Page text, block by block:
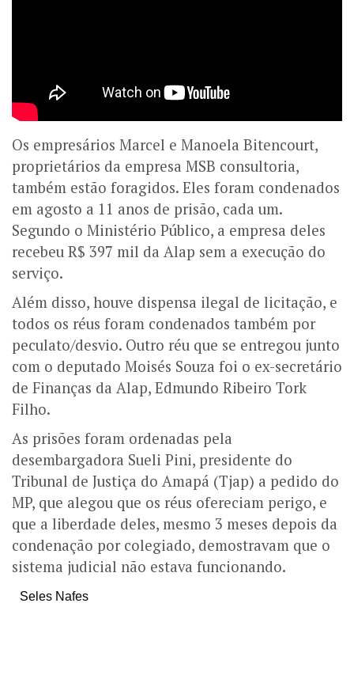
Os empresários Marcel e Manoela Bitencourt,
proprietários da empresa MSB consultoria,
também estão foragidos. Eles foram condenados
em agosto a 11 anos de prisão, cada um.
Segundo o Ministério Público, a empresa deles
recebeu R$ 397 mil da Alap sem a execução do
serviço.
Além disso, houve dispensa ilegal de licitação, e
todos os réus foram condenados também por
peculato/desvio. Outro réu que se entregou junto
com o deputado Moisés Souza foi o ex-secretário
de Finanças da Alap, Edmundo Ribeiro Tork
Filho.
As prisões foram ordenadas pela
desembargadora Sueli Pini, presidente do
Tribunal de Justiça do Amapá (Tjap) a pedido do
MP, que alegou que os réus ofereciam perigo, e
que a liberdade deles, mesmo 3 meses depois da
condenação por colegiado, demostravam que o
sistema judicial não estava funcionando.
Seles Nafes